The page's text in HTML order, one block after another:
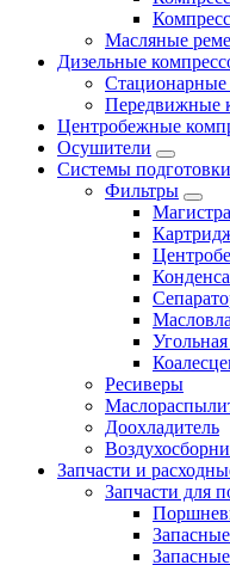
Масляные
Дизельные
Стационарные
Передвижные
Центробежные
Осушители
Системы
Фильтры
Ресиверы
Доохладитель
Запчасти и
Запчасти для